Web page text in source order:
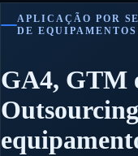
APLICAÇÃO POR
DE
GA4, GTM